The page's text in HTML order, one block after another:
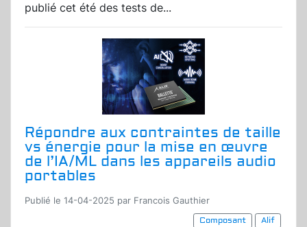
publié cet été des tests de...
Répondre aux contraintes de taille
vs énergie pour la mise en œuvre
de l’IA/ML dans les appareils audio
portables
Publié le 14-04-2025 par Francois Gauthier
Composant
Alif